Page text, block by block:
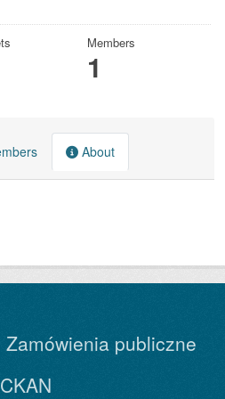
Members
1
About
Zamówienia publiczne
CKAN